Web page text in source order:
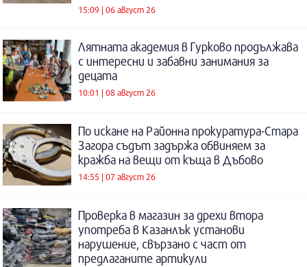
15:09 | 06 август 26
Лятната академия в Гурково продължава
с интересни и забавни занимания за
децата
10:01 | 08 август 26
По искане на Районна прокуратура-Стара
Загора съдът задържа обвиняем за
кражба на вещи от къща в Дъбово
14:55 | 07 август 26
Проверка в магазин за дрехи втора
употреба в Казанлък установи
нарушение, свързано с част от
предлаганите артикули